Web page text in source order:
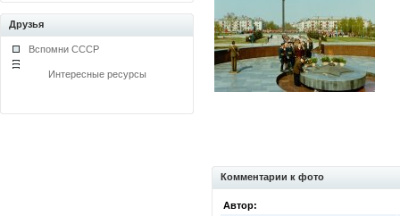
Друзья
Вспомни СССР
Интересные ресурсы
Комментарии к фото
Автор: